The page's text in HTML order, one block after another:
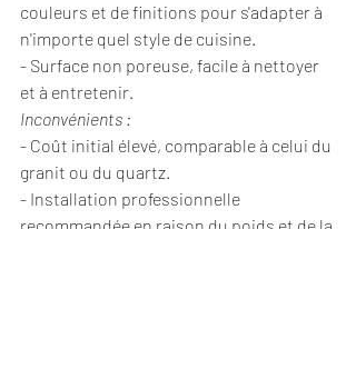
couleurs et de finitions pour s'adapter à
n'importe quel style de cuisine.
- Surface non poreuse, facile à nettoyer
et à entretenir.
Inconvénients :
- Coût initial élevé, comparable à celui du
granit ou du quartz.
- Installation professionnelle
recommandée en raison du poids et de la